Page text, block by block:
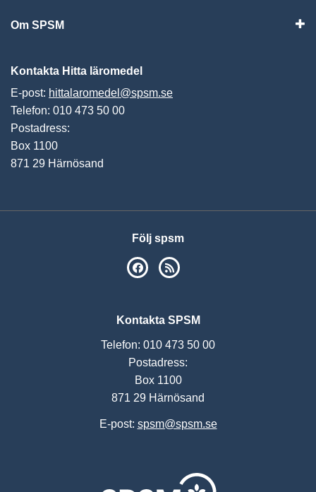
Om SPSM
Kontakta Hitta läromedel
E-post: hittalaromedel@spsm.se
Telefon: 010 473 50 00
Postadress:
Box 1100
871 29 Härnösand
Följ spsm
SPSM på Facebook
Kontakta SPSM
Telefon: 010 473 50 00
Postadress:
Box 1100
871 29 Härnösand
E-post: spsm@spsm.se